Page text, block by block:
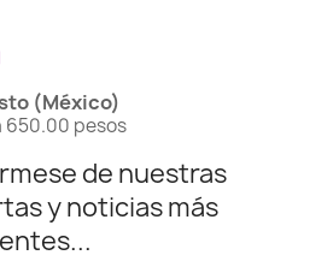
(México)
650.00 pesos
de nuestras
y noticias más